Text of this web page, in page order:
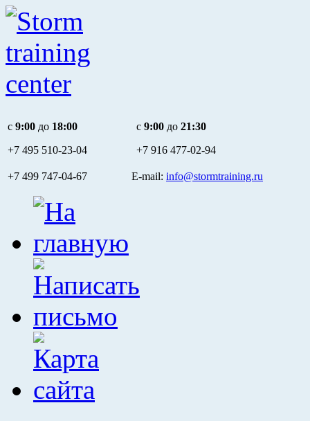
c 9:00 до 18:00
+7 495 510-23-04
c 9:00 до 21:30
+7 916 477-02-94
+7 499 747-04-67 E-mail: info@stormtraining.ru